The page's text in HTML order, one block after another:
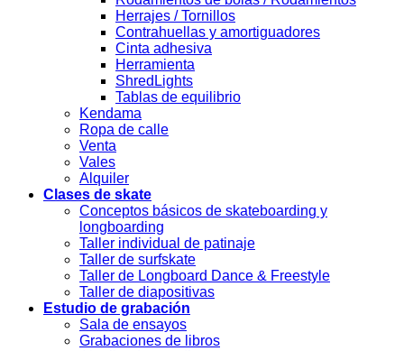
Herrajes / Tornillos
Contrahuellas y amortiguadores
Cinta adhesiva
Herramienta
ShredLights
Tablas de equilibrio
Kendama
Ropa de calle
Venta
Vales
Alquiler
Clases de skate
Conceptos básicos de skateboarding y
longboarding
Taller individual de patinaje
Taller de surfskate
Taller de Longboard Dance & Freestyle
Taller de diapositivas
Estudio de grabación
Sala de ensayos
Grabaciones de libros